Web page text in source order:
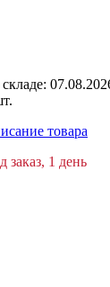
товара
заказ, 1 день